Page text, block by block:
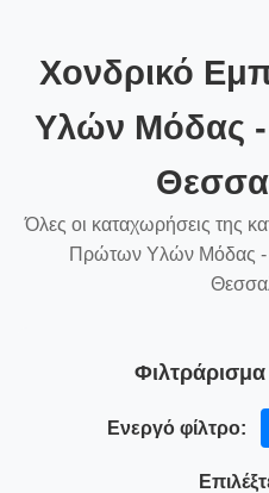
Χονδρικό
Υλών Μόδας
Όλες οι καταχωρήσεις της
Πρώτων Υλών Μόδας -
Ενεργό φίλτρο: